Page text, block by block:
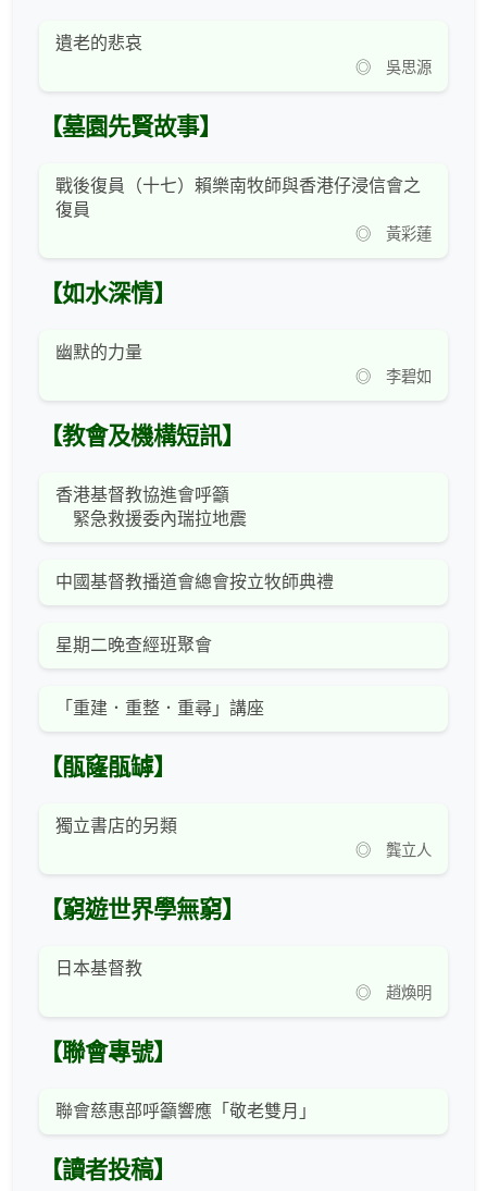
遺老的悲哀
◎ 吳思源
【墓園先賢故事】
戰後復員（十七）賴樂南牧師與香港仔浸信會之
復員
◎ 黃彩蓮
【如水深情】
幽默的力量
◎ 李碧如
【教會及機構短訊】
香港基督教協進會呼籲
緊急救援委內瑞拉地震
中國基督教播道會總會按立牧師典禮
星期二晚查經班聚會
「重建．重整．重尋」講座
【瓹窿瓹罅】
獨立書店的另類
◎ 龔立人
【窮遊世界學無窮】
日本基督教
◎ 趙煥明
【聯會專號】
聯會慈惠部呼籲響應「敬老雙月」
【讀者投稿】